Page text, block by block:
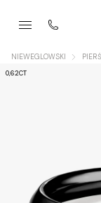
NIEWEGLOWSKI
0,62CT